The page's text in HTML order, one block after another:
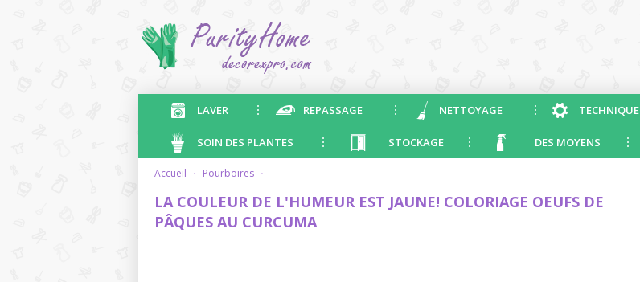
LAVER REPASSAGE NETTOYAGE TECHNIQUE
SOIN DES PLANTES STOCKAGE DES MOYENS
accueil · pourboires ·
LA COULEUR DE L'HUMEUR EST JAUNE! COLORIAGE OEUFS DE
PÂQUES AU CURCUMA